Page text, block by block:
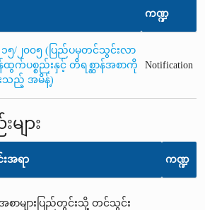
ကဏ္ဍ
၁၅/၂၀၀၅ (ပြည်ပမှတင်သွင်းလာ
ထွက်ပစ္စည်းနှင့် တိရစ္ဆာန်အစာကို
းသည့် အမိန့်)
Notification
ျား
းအရာ ကဏ္ဍ
စာများပြည်တွင်းသို့ တင်သွင်း